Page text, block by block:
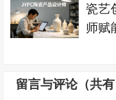
瓷艺
师赋
留言与评论（共